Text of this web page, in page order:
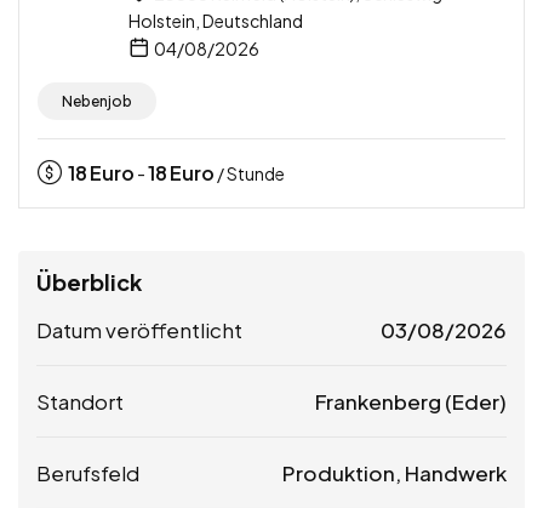
Holstein, Deutschland
04/08/2026
Nebenjob
18Euro -18Euro / Stunde
Überblick
Datum veröffentlicht 03/08/2026
Standort Frankenberg (Eder)
Berufsfeld Produktion, Handwerk